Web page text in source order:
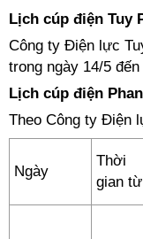
Lịch cúp điện Tuy
Công ty Điện lực
trong ngày 14/5 đến
Lịch cúp điện
Theo Công ty Điện
Ngày
Thời
gian từ